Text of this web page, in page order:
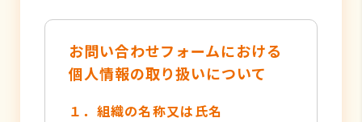
お問い合わせフォームにおける
個人情報の取り扱いについて
１．組織の名称又は氏名